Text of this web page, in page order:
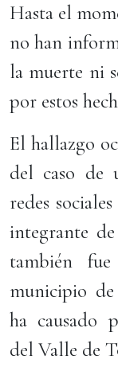
Hasta el
no han
la muerte ni
por estos
El hallazgo
del caso de
redes
integrante
también
municipio
ha causado
del Valle de